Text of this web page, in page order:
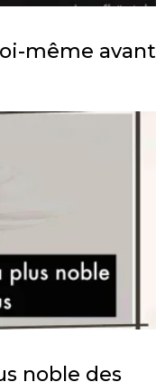
même avant
noble des